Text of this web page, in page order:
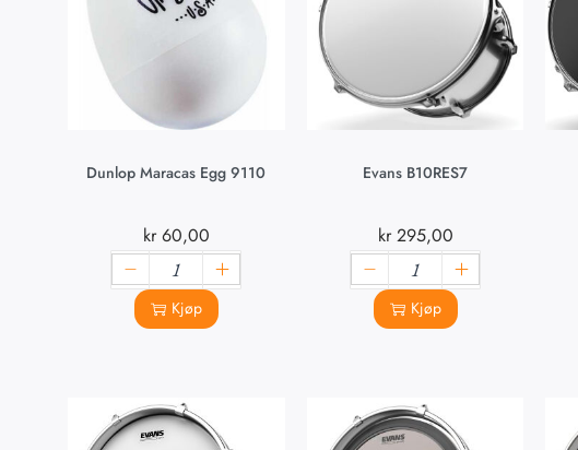
Dunlop Maracas Egg 9110
kr60,00
Kjøp
Evans B10RES7
kr295,00
Kjøp